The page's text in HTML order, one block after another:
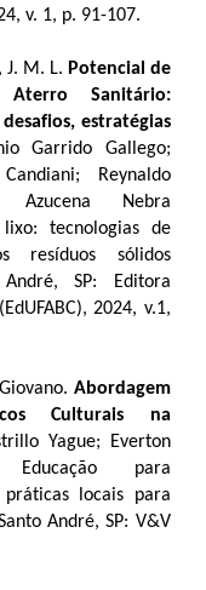
v. 1, p. 91-107.
J. M. L. Potencial de
Sanitário:
estratégias
Garrido Gallego;
Reynaldo
Azucena Nebra
tecnologias de
resíduos sólidos
SP: Editora
2024, v.1,
Abordagem
Culturais na
Yague; Everton
Educação para
práticas locais para
André, SP: V&V